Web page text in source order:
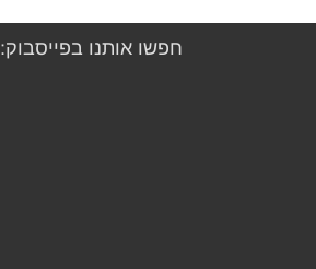
חפשו אותנו בפייסבוק: